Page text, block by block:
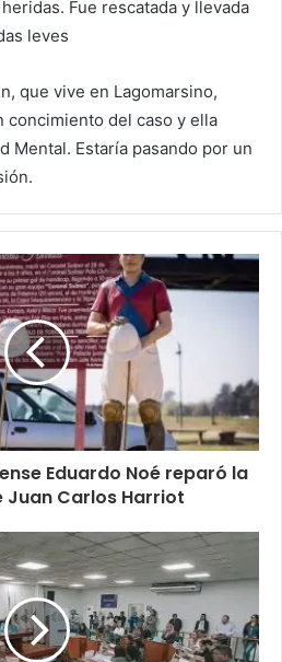
Fue rescatada y llevada
leves
que vive en Lagomarsino,
del caso y ella
Mental. Estaría pasando por un
Eduardo Noé reparó la
Juan Carlos Harriot